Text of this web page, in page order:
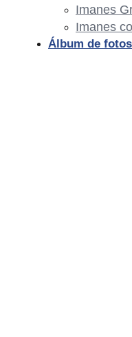
Imanes
Imanes
Álbum de fotos